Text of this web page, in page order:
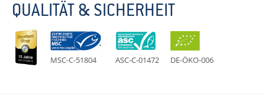
QUALITÄT & SICHERHEIT
MSC-C-51804 ASC-C-01472 DE-ÖKO-006